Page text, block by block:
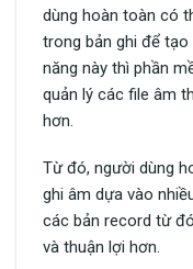
dùng hoàn toàn có
trong bản ghi để
năng này thì phần
quản lý các file âm
hơn.
Từ đó, người dùng
ghi âm dựa vào
các bản record từ
và thuận lợi hơn.